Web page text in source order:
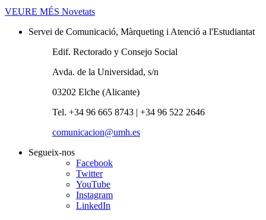
VEURE MÉS Novetats
Servei de Comunicació, Màrqueting i Atenció a l'Estudiantat
Edif. Rectorado y Consejo Social
Avda. de la Universidad, s/n
03202 Elche (Alicante)
Tel. +34 96 665 8743 | +34 96 522 2646
comunicacion@umh.es
Segueix-nos
Facebook
Twitter
YouTube
Instagram
LinkedIn